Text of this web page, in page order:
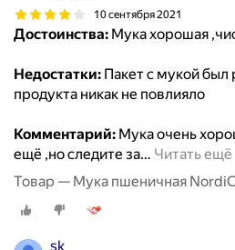
10 сентября 2021
Достоинства: Мука хорошая
Недостатки: Пакет с мукой был
продукта никак не повлияло
Комментарий: Мука очень
ещё ,но следите за… Читать ещё
Товар — Мука пшеничная NordiC
sk